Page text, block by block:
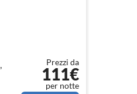
Prezzi da
111€
per notte